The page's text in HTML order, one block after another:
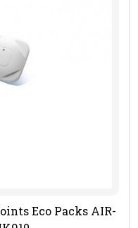
Eco Packs AIR-